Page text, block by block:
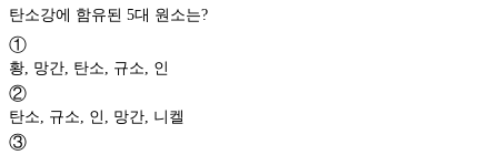
①
황, 망간, 탄소, 규소, 인
②
탄소, 규소, 인, 망간, 니켈
③